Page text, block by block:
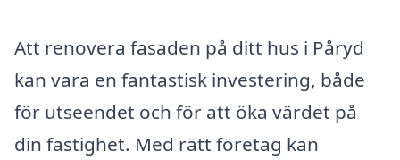
Att renovera fasaden på ditt hus i Påryd
kan vara en fantastisk investering, både
för utseendet och för att öka värdet på
din fastighet. Med rätt företag kan